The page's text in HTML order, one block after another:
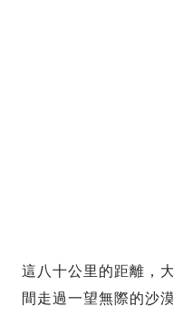
這八十公里的距離，
間走過一望無際的沙